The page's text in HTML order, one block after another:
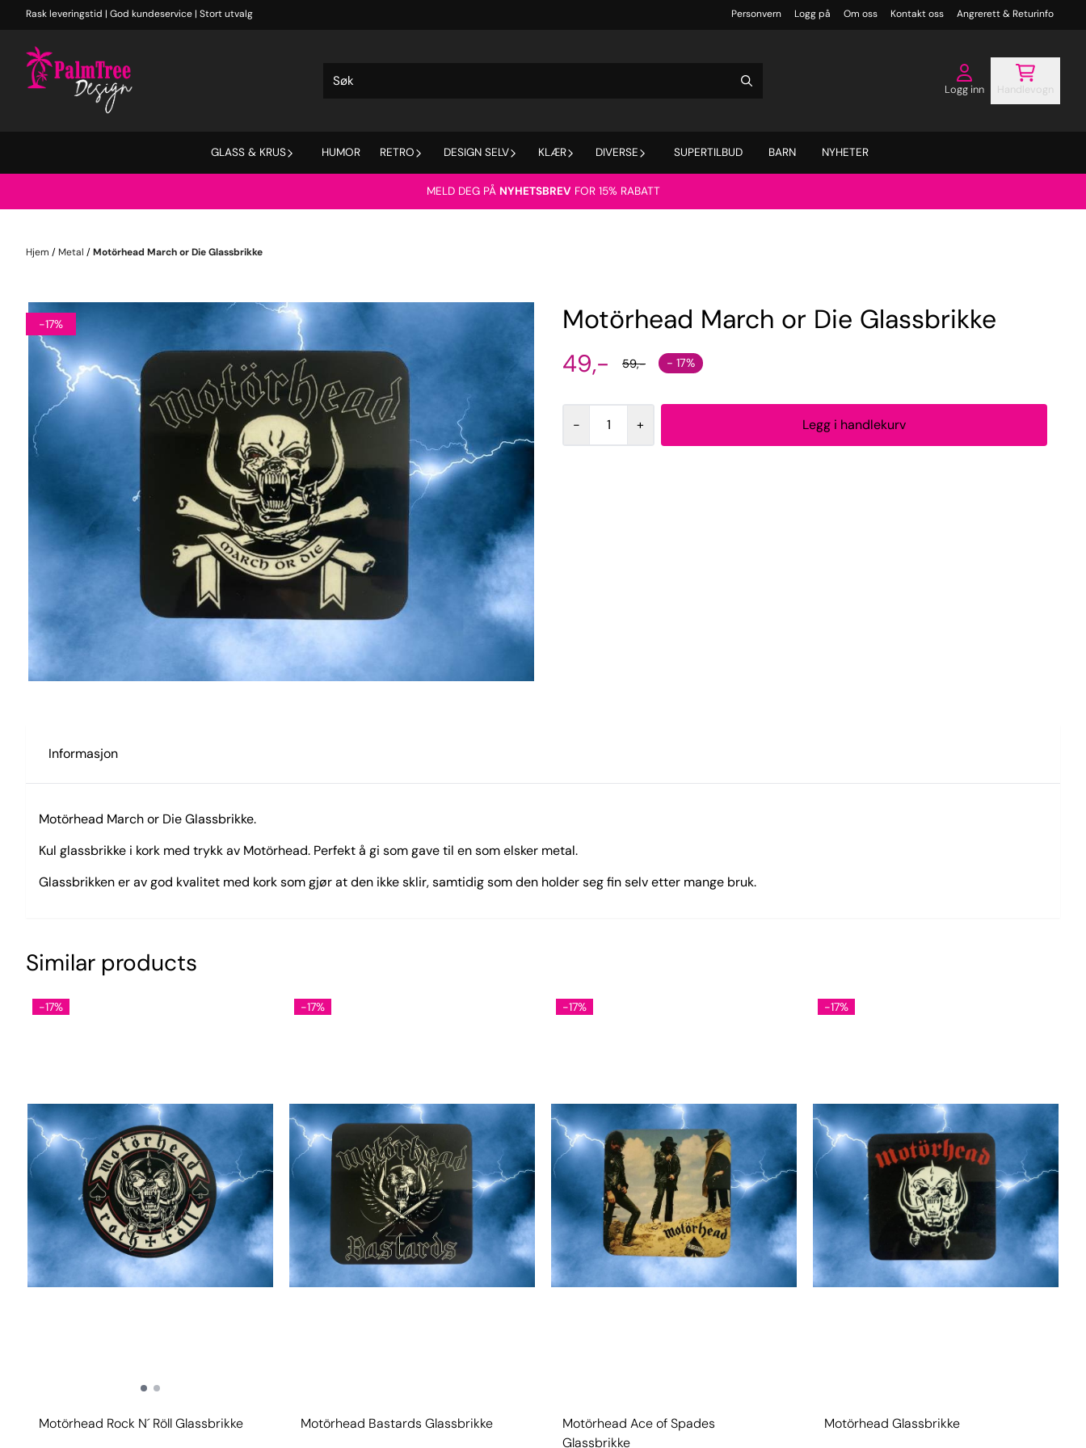
Hopp til innhold
Rask leveringstid | God kundeservice | Stort utvalg Personvern Logg på Om oss Kontakt oss Angrerett & Returinfo
Logg inn Handlevogn
GLASS & KRUS HUMOR RETRO DESIGN SELV KLÆR DIVERSE SUPERTILBUD BARN NYHETER
MELD DEG PÅ NYHETSBREV FOR 15% RABATT
Hjem / Metal /Motörhead March or Die Glassbrikke
-17% Motörhead March or Die Glassbrikke
49,- 59,- - 17%
- +
Informasjon
Motörhead March or Die Glassbrikke.
Kul glassbrikke i kork med trykk av Motörhead. Perfekt å gi som gave til en som elsker metal.
Glassbrikken er av god kvalitet med kork som gjør at den ikke sklir, samtidig som den holder seg fin selv etter mange bruk.
Similar products
-17%
Motörhead Rock N´ Röll Glassbrikke
-17%
Motörhead Bastards Glassbrikke
-17%
Motörhead Ace of Spades
Glassbrikke
-17%
Motörhead Glassbrikke